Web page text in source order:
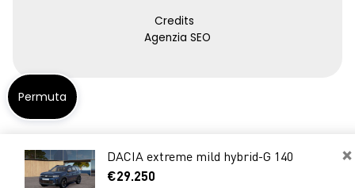
×
DACIA extreme mild hybrid-G 140
€29.250
Credits
Agenzia SEO
Permuta